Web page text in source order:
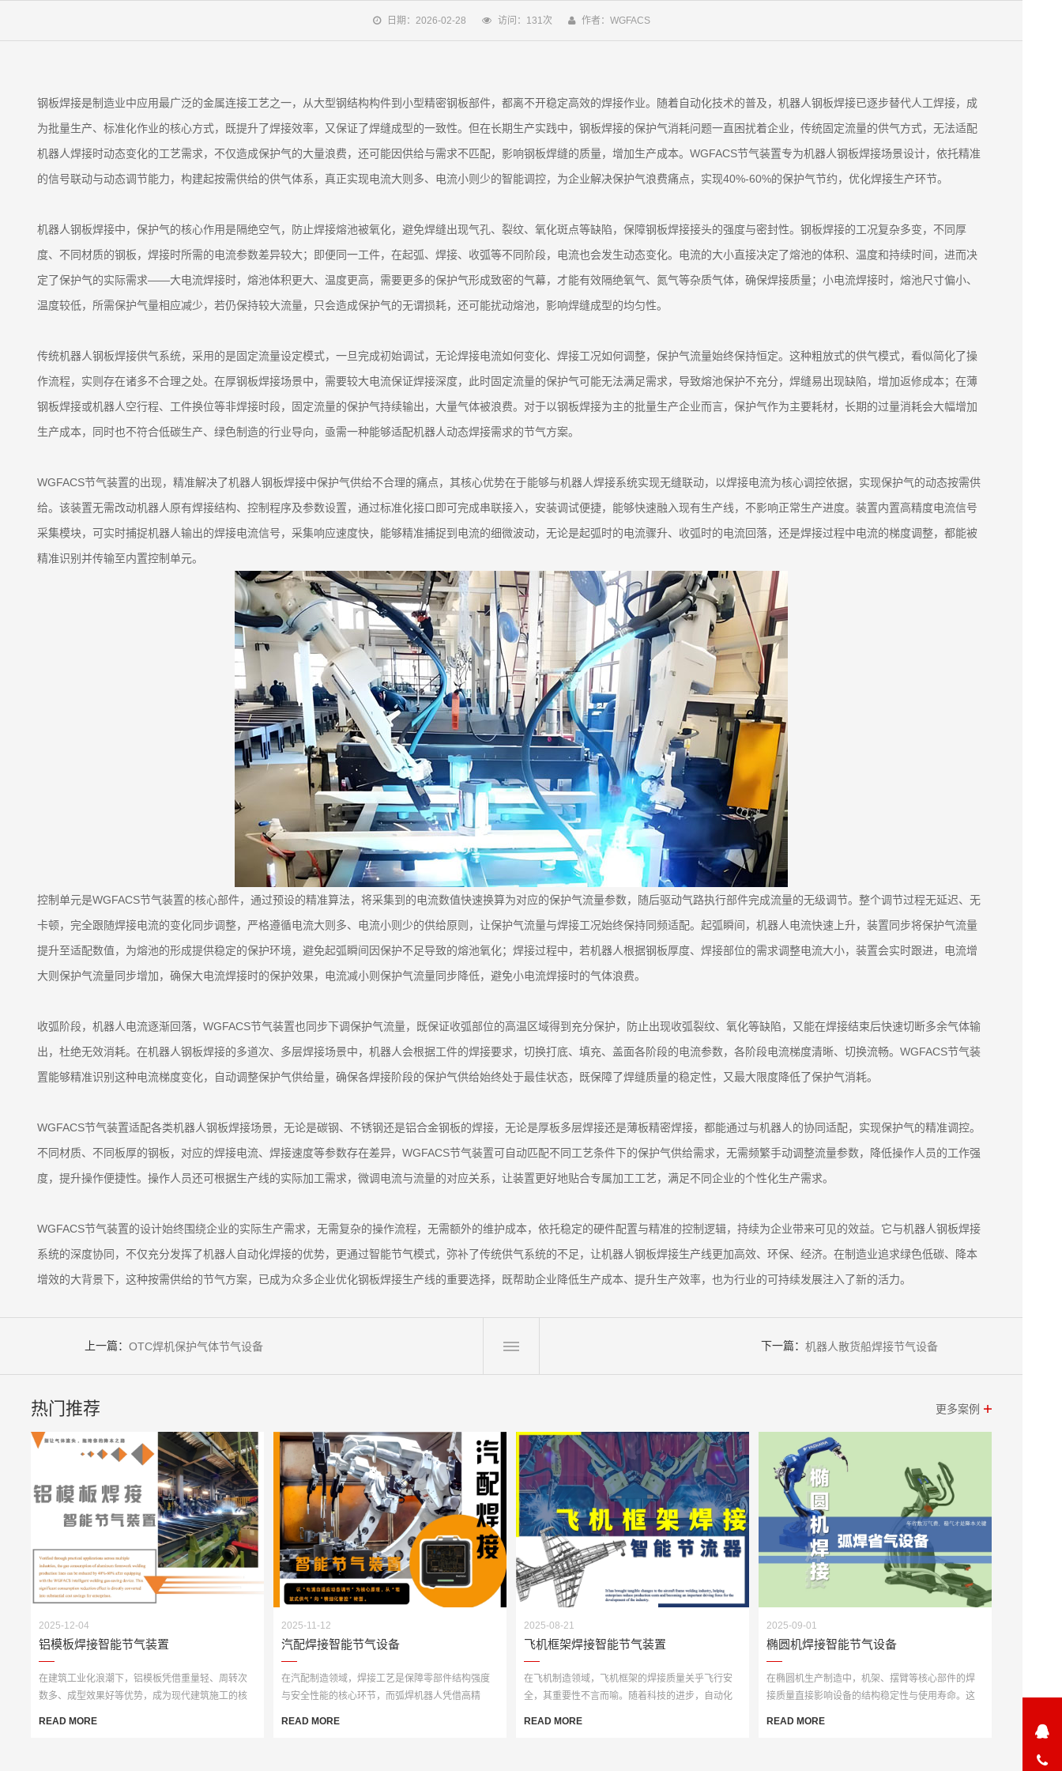
日期：2026-02-28 访问：131次 作者：WGFACS
钢板焊接是制造业中应用最广泛的金属连接工艺之一，从大型钢结构构件到小型精密钢板部件，都离不开稳定高效的焊接作业。随着自动化技术的普及，机器人钢板焊接已逐步替代人工焊接，成
为批量生产、标准化作业的核心方式，既提升了焊接效率，又保证了焊缝成型的一致性。但在长期生产实践中，钢板焊接的保护气消耗问题一直困扰着企业，传统固定流量的供气方式，无法适配
机器人焊接时动态变化的工艺需求，不仅造成保护气的大量浪费，还可能因供给与需求不匹配，影响钢板焊缝的质量，增加生产成本。WGFACS节气装置专为机器人钢板焊接场景设计，依托精准
的信号联动与动态调节能力，构建起按需供给的供气体系，真正实现电流大则多、电流小则少的智能调控，为企业解决保护气浪费痛点，实现40%-60%的保护气节约，优化焊接生产环节。
机器人钢板焊接中，保护气的核心作用是隔绝空气，防止焊接熔池被氧化，避免焊缝出现气孔、裂纹、氧化斑点等缺陷，保障钢板焊接接头的强度与密封性。钢板焊接的工况复杂多变，不同厚
度、不同材质的钢板，焊接时所需的电流参数差异较大；即便同一工件，在起弧、焊接、收弧等不同阶段，电流也会发生动态变化。电流的大小直接决定了熔池的体积、温度和持续时间，进而决
定了保护气的实际需求——大电流焊接时，熔池体积更大、温度更高，需要更多的保护气形成致密的气幕，才能有效隔绝氧气、氮气等杂质气体，确保焊接质量；小电流焊接时，熔池尺寸偏小、
温度较低，所需保护气量相应减少，若仍保持较大流量，只会造成保护气的无谓损耗，还可能扰动熔池，影响焊缝成型的均匀性。
传统机器人钢板焊接供气系统，采用的是固定流量设定模式，一旦完成初始调试，无论焊接电流如何变化、焊接工况如何调整，保护气流量始终保持恒定。这种粗放式的供气模式，看似简化了操
作流程，实则存在诸多不合理之处。在厚钢板焊接场景中，需要较大电流保证焊接深度，此时固定流量的保护气可能无法满足需求，导致熔池保护不充分，焊缝易出现缺陷，增加返修成本；在薄
钢板焊接或机器人空行程、工件换位等非焊接时段，固定流量的保护气持续输出，大量气体被浪费。对于以钢板焊接为主的批量生产企业而言，保护气作为主要耗材，长期的过量消耗会大幅增加
生产成本，同时也不符合低碳生产、绿色制造的行业导向，亟需一种能够适配机器人动态焊接需求的节气方案。
WGFACS节气装置的出现，精准解决了机器人钢板焊接中保护气供给不合理的痛点，其核心优势在于能够与机器人焊接系统实现无缝联动，以焊接电流为核心调控依据，实现保护气的动态按需供
给。该装置无需改动机器人原有焊接结构、控制程序及参数设置，通过标准化接口即可完成串联接入，安装调试便捷，能够快速融入现有生产线，不影响正常生产进度。装置内置高精度电流信号
采集模块，可实时捕捉机器人输出的焊接电流信号，采集响应速度快，能够精准捕捉到电流的细微波动，无论是起弧时的电流骤升、收弧时的电流回落，还是焊接过程中电流的梯度调整，都能被
精准识别并传输至内置控制单元。
控制单元是WGFACS节气装置的核心部件，通过预设的精准算法，将采集到的电流数值快速换算为对应的保护气流量参数，随后驱动气路执行部件完成流量的无级调节。整个调节过程无延迟、无
卡顿，完全跟随焊接电流的变化同步调整，严格遵循电流大则多、电流小则少的供给原则，让保护气流量与焊接工况始终保持同频适配。起弧瞬间，机器人电流快速上升，装置同步将保护气流量
提升至适配数值，为熔池的形成提供稳定的保护环境，避免起弧瞬间因保护不足导致的熔池氧化；焊接过程中，若机器人根据钢板厚度、焊接部位的需求调整电流大小，装置会实时跟进，电流增
大则保护气流量同步增加，确保大电流焊接时的保护效果，电流减小则保护气流量同步降低，避免小电流焊接时的气体浪费。
收弧阶段，机器人电流逐渐回落，WGFACS节气装置也同步下调保护气流量，既保证收弧部位的高温区域得到充分保护，防止出现收弧裂纹、氧化等缺陷，又能在焊接结束后快速切断多余气体输
出，杜绝无效消耗。在机器人钢板焊接的多道次、多层焊接场景中，机器人会根据工件的焊接要求，切换打底、填充、盖面各阶段的电流参数，各阶段电流梯度清晰、切换流畅。WGFACS节气装
置能够精准识别这种电流梯度变化，自动调整保护气供给量，确保各焊接阶段的保护气供给始终处于最佳状态，既保障了焊缝质量的稳定性，又最大限度降低了保护气消耗。
WGFACS节气装置适配各类机器人钢板焊接场景，无论是碳钢、不锈钢还是铝合金钢板的焊接，无论是厚板多层焊接还是薄板精密焊接，都能通过与机器人的协同适配，实现保护气的精准调控。
不同材质、不同板厚的钢板，对应的焊接电流、焊接速度等参数存在差异，WGFACS节气装置可自动匹配不同工艺条件下的保护气供给需求，无需频繁手动调整流量参数，降低操作人员的工作强
度，提升操作便捷性。操作人员还可根据生产线的实际加工需求，微调电流与流量的对应关系，让装置更好地贴合专属加工工艺，满足不同企业的个性化生产需求。
WGFACS节气装置的设计始终围绕企业的实际生产需求，无需复杂的操作流程，无需额外的维护成本，依托稳定的硬件配置与精准的控制逻辑，持续为企业带来可见的效益。它与机器人钢板焊接
系统的深度协同，不仅充分发挥了机器人自动化焊接的优势，更通过智能节气模式，弥补了传统供气系统的不足，让机器人钢板焊接生产线更加高效、环保、经济。在制造业追求绿色低碳、降本
增效的大背景下，这种按需供给的节气方案，已成为众多企业优化钢板焊接生产线的重要选择，既帮助企业降低生产成本、提升生产效率，也为行业的可持续发展注入了新的活力。
上一篇： OTC焊机保护气体节气设备 下一篇： 机器人散货船焊接节气设备
热门推荐 更多案例
2025-12-04
铝模板焊接智能节气装置
在建筑工业化浪潮下，铝模板凭借重量轻、周转次
数多、成型效果好等优势，成为现代建筑施工的核
READ MORE
2025-11-12
汽配焊接智能节气设备
在汽配制造领域，焊接工艺是保障零部件结构强度
与安全性能的核心环节，而弧焊机器人凭借高精
READ MORE
2025-08-21
飞机框架焊接智能节气装置
在飞机制造领域，飞机框架的焊接质量关乎飞行安
全，其重要性不言而喻。随着科技的进步，自动化
READ MORE
2025-09-01
椭圆机焊接智能节气设备
在椭圆机生产制造中，机架、摆臂等核心部件的焊
接质量直接影响设备的结构稳定性与使用寿命。这
READ MORE